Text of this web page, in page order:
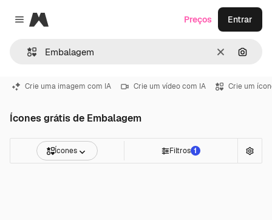
Close menu
Magnific
Limpar
Preços Entrar
Crie uma imagem com IA Crie um vídeo com IA Crie um
Ícones grátis de Embalagem
Ícones Filtros 1